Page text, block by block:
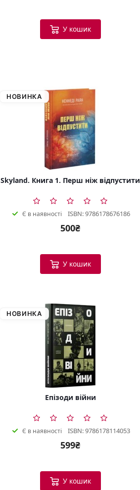
У кошик
НОВИНКА
Skyland. Книга 1. Перш ніж відпустити
Є в наявності ISBN: 9786178676186
500₴
У кошик
НОВИНКА
Епізоди війни
Є в наявності ISBN: 9786178114053
599₴
У кошик